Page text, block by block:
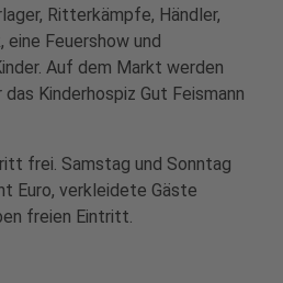
Ritterkämpfe, Händler,
eine Feuershow und
Auf dem Markt werden
Kinderhospiz Gut Feismann
frei. Samstag und Sonntag
Euro, verkleidete Gäste
freien Eintritt.